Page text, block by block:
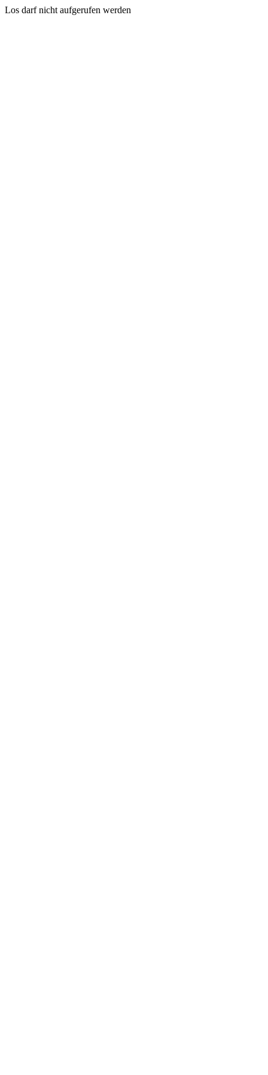
Los darf nicht aufgerufen werden